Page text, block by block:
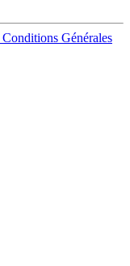
Conditions Générales